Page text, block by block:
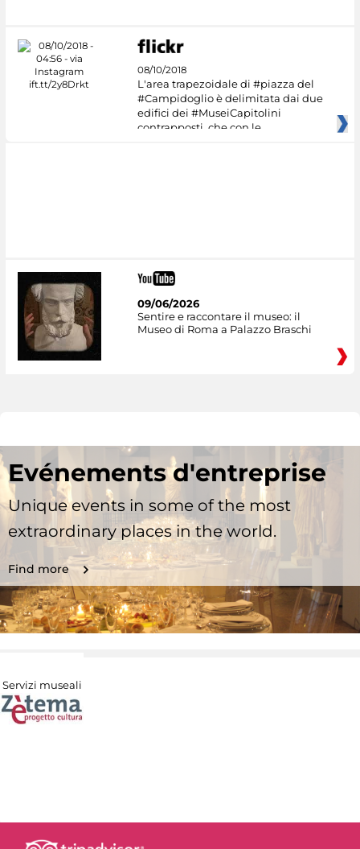
08/10/2018
L'area trapezoidale di #piazza del
#Campidoglio è delimitata dai due
edifici dei #MuseiCapitolini
contrapposti, che con le
09/06/2026
Sentire e raccontare il museo: il
Museo di Roma a Palazzo Braschi
Evénements d'entreprise
Unique events in some of the most
extraordinary places in the world.
Find more
Servizi museali